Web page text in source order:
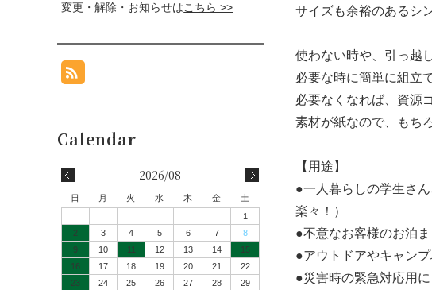
サイズも余裕のあるシ
使わない時や、引っ越
必要な時に簡単に組立
必要なくなれば、資源
素材が紙なので、もち
【用途】
●一人暮らしの学生さ
楽々！）
●不意なお客様のお泊
●アウトドアやキャン
●災害時の緊急対応用
変更・解除・お知らせはこちら >>
2026/08
日 月 火 水 木 金
土
1
2
3 4 5 6 7
8
9
10 11 12 13 14
15
16
17 18 19 20 21
22
23
24 25 26 27 28
29